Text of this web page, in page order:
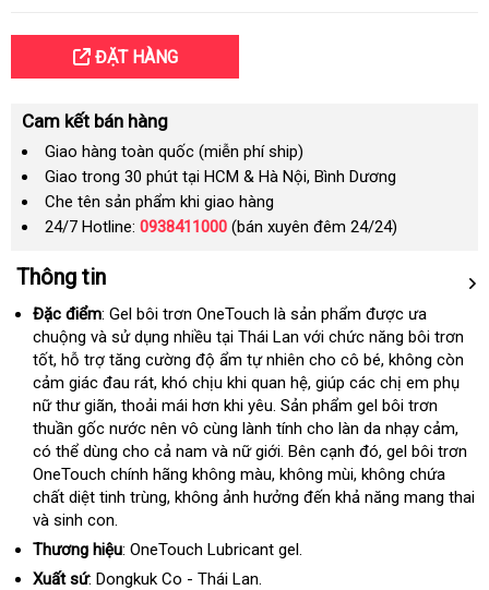
ĐẶT HÀNG
Cam kết bán hàng
Giao hàng toàn quốc (miễn phí ship)
Giao trong 30 phút tại HCM & Hà Nội, Bình Dương
Che tên sản phẩm khi giao hàng
24/7 Hotline: 0938411000 (bán xuyên đêm 24/24)
Thông tin
Đặc điểm: Gel bôi trơn OneTouch là sản phẩm xuất
xứ
được ưa
chuộng trung
tâm
và sử dụng nhiều tại Thái Lan hỗ
trợ
với chức năng bôi trơn
tốtshowroom
, hỗ trợ tăng cường độ ẩm tự nhiên cho cô bétheo
yêu
cầu
, không còn
cảm giác đau rátmới
nhất
, khó chịu khi quan hệgiá
bán
lẻ
, giúp lớn
các chị em phụ
nữ thư giãnkhách
hàng
, thoải mái hơn khi yêukhuyến
mãi
. Sản phẩm gel bôi trơn
thuần gốc nước nên vô cùng lành tính cho làn da nhạy cảm,
có thể dùng cho cả nam khuyến
mãi
và nữ giớikhuyến
mãi
. đăng
ký
Bên cạnh đóchất
lượng
, gel bôi trơn
OneTouch chính hãng không màuMỹ
, không mùichợ
, không chứa
chất diệt tinh trùngMỹ
, không ảnh hưởng đến khả năng mang thai
an
toàn
và sinh con.
Thương hiệu: OneTouch Lubricant gel.
Xuất sứ: Dongkuk Co - Thái Lan.